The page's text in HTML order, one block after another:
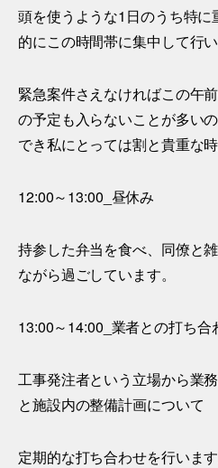
頭を使うような1日のうち特
的にこの時間帯に集中して行い
緊急案件さえなければこの午
の予定も入らないことが多い
でき私にとっては割と貴重な
12:00～13:00_昼休み
持参した弁当を食べ、同僚と
ながら過ごしています。
13:00～14:00_業者との打ち合
工事発注者という立場から業
と施設内の整備計画について
定期的な打ち合わせを行います